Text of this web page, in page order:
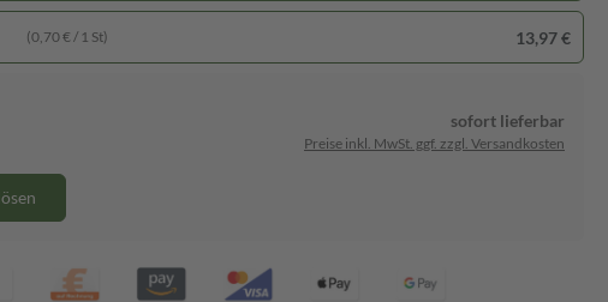
(0,70 € / 1 St) 13,97 €
sofort lieferbar
Preise inkl. MwSt. ggf. zzgl. Versandkosten